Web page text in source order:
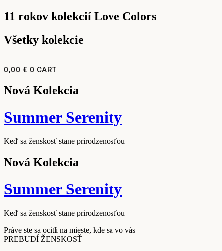
11 rokov kolekcií Love Colors
Všetky kolekcie
0,00 € 0 CART
Nová Kolekcia
Summer Serenity
Keď sa ženskosť stane prirodzenosťou
Nová Kolekcia
Summer Serenity
Keď sa ženskosť stane prirodzenosťou
Práve ste sa ocitli na mieste, kde sa vo vás
PREBUDÍ ŽENSKOSŤ